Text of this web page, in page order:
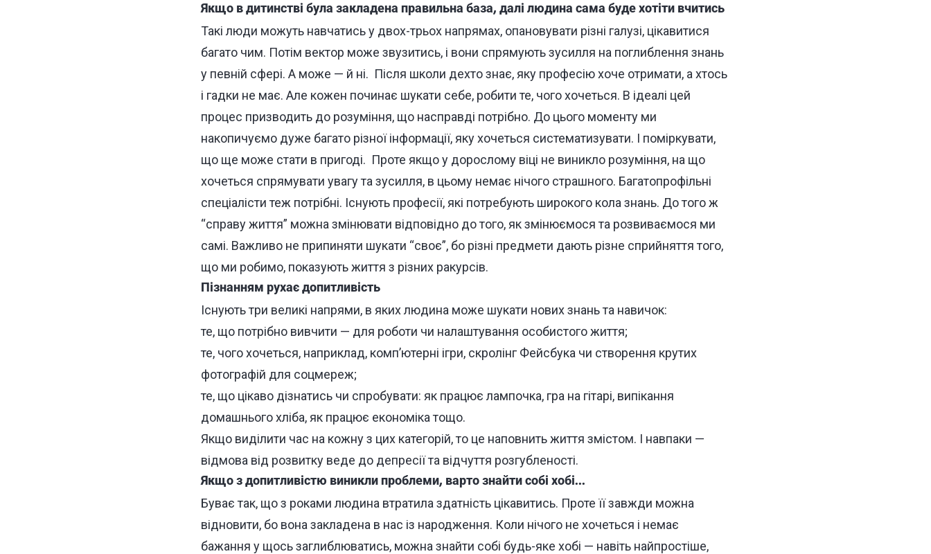
Якщо в дитинстві була закладена правильна база, далі людина сама буде хотіти вчитись
Такі люди можуть навчатись у двох-трьох напрямах, опановувати різні галузі, цікавитися
багато чим. Потім вектор може звузитись, і вони спрямують зусилля на поглиблення знань
у певній сфері. А може — й ні. Після школи дехто знає, яку професію хоче отримати, а хтось
і гадки не має. Але кожен починає шукати себе, робити те, чого хочеться. В ідеалі цей
процес призводить до розуміння, що насправді потрібно. До цього моменту ми
накопичуємо дуже багато різної інформації, яку хочеться систематизувати. І поміркувати,
що ще може стати в пригоді. Проте якщо у дорослому віці не виникло розуміння, на що
хочеться спрямувати увагу та зусилля, в цьому немає нічого страшного. Багатопрофільні
спеціалісти теж потрібні. Існують професії, які потребують широкого кола знань. До того ж
“справу життя” можна змінювати відповідно до того, як змінюємося та розвиваємося ми
самі. Важливо не припиняти шукати “своє”, бо різні предмети дають різне сприйняття того,
що ми робимо, показують життя з різних ракурсів.
Пізнанням рухає допитливість
Існують три великі напрями, в яких людина може шукати нових знань та навичок:
те, що потрібно вивчити — для роботи чи налаштування особистого життя;
те, чого хочеться, наприклад, комп’ютерні ігри, скролінг Фейсбука чи створення крутих
фотографій для соцмереж;
те, що цікаво дізнатись чи спробувати: як працює лампочка, гра на гітарі, випікання
домашнього хліба, як працює економіка тощо.
Якщо виділити час на кожну з цих категорій, то це наповнить життя змістом. І навпаки —
відмова від розвитку веде до депресії та відчуття розгубленості.
Якщо з допитливістю виникли проблеми, варто знайти собі хобі...
Буває так, що з роками людина втратила здатність цікавитись. Проте її завжди можна
відновити, бо вона закладена в нас із народження. Коли нічого не хочеться і немає
бажання у щось заглиблюватись, можна знайти собі будь-яке хобі — навіть найпростіше,